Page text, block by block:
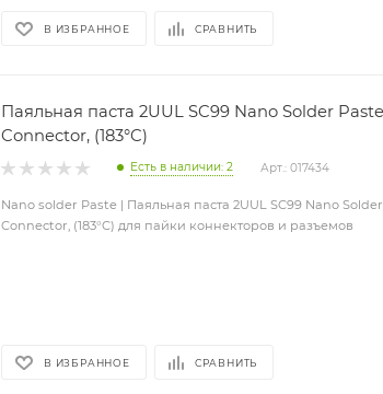
В ИЗБРАННОЕ СРАВНИТЬ
Паяльная паста 2UUL SC99 Nano Solder
Connector, (183°C)
Есть в наличии: 2 Арт.: 017434
Nano solder Paste | Паяльная паста 2UUL SC99 Nano
Connector, (183°C) для пайки коннекторов и разъемов
В ИЗБРАННОЕ СРАВНИТЬ